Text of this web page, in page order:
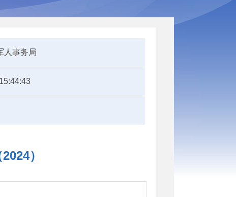
人事务局
）